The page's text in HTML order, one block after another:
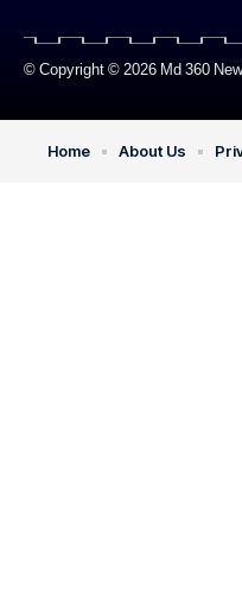
© Copyright © 2026 Md 360
Home About Us